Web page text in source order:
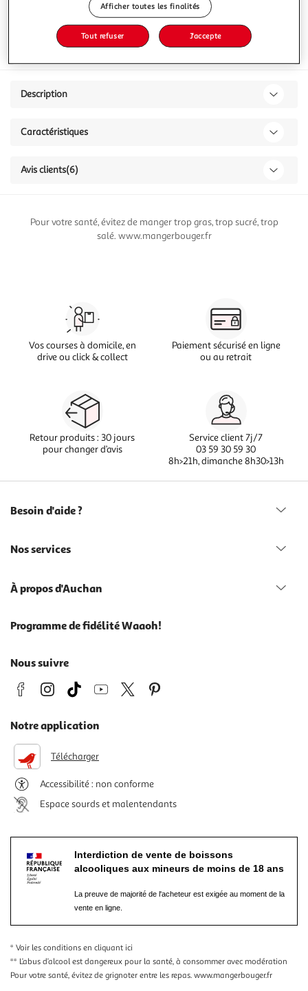
Description
Caractéristiques
Avis clients(6)
Pour votre santé, évitez de manger trop gras, trop sucré, trop
salé. www.mangerbouger.fr
Vos courses à domicile, en
drive ou click & collect
Paiement sécurisé en ligne
ou au retrait
Retour produits : 30 jours
pour changer d’avis
Service client 7j/7
03 59 30 59 30
8h>21h, dimanche 8h30>13h
Besoin d'aide ?
Nos services
À propos d'Auchan
Programme de fidélité Waaoh!
Nous suivre
Notre application
Télécharger
Accessibilité : non conforme
Espace sourds et malentendants
Interdiction de vente de boissons
alcooliques aux mineurs de moins de 18 ans
La preuve de majorité de l'acheteur est exigée au moment de la
vente en ligne.
* Voir les conditions en cliquant ici
** L’abus d’alcool est dangereux pour la santé, à consommer avec modération
Pour votre santé, évitez de grignoter entre les repas. www.mangerbouger.fr
Afficher toutes les finalités
Tout refuser J'accepte